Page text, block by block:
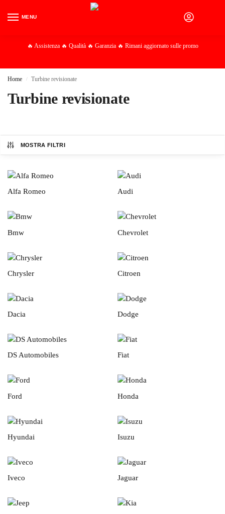
MENU
🔥 Assistenza 🔥 Qualità 🔥 Garanzia 🔥 Rimani aggiornato sulle promo
Home / Turbine revisionate
Turbine revisionate
MOSTRA FILTRI
Alfa Romeo Audi
Bmw Chevrolet
Chrysler Citroen
Dacia Dodge
DS Automobiles Fiat
Ford Honda
Hyundai Isuzu
Iveco Jaguar